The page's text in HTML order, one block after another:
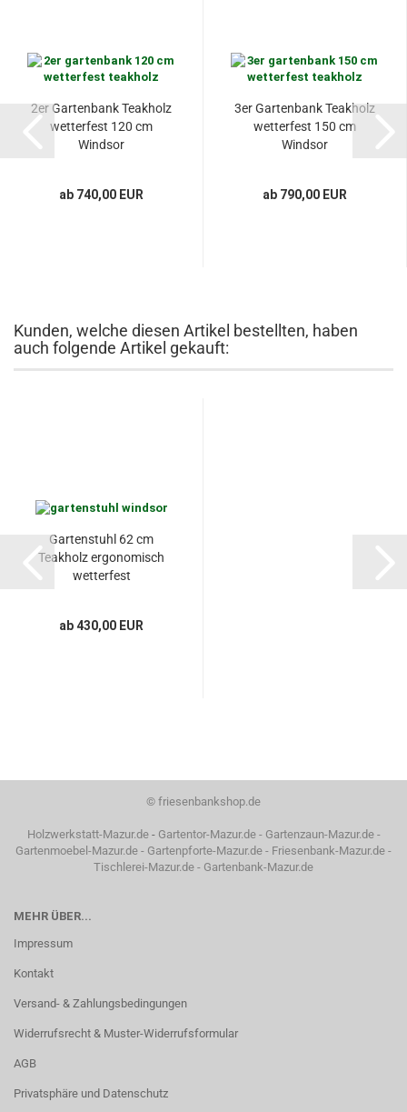
2er Gartenbank Teakholz
wetterfest 120 cm
Windsor
ab 740,00 EUR
3er Gartenbank Teakholz
wetterfest 150 cm
Windsor
ab 790,00 EUR
Kunden, welche diesen Artikel bestellten, haben
auch folgende Artikel gekauft:
Gartenstuhl 62 cm
Teakholz ergonomisch
wetterfest
ab 430,00 EUR
© friesenbankshop.de
Holzwerkstatt-Mazur.de- Gartentor-Mazur.de- Gartenzaun-Mazur.de-
Gartenmoebel-Mazur.de - Gartenpforte-Mazur.de - Friesenbank-Mazur.de -
Tischlerei-Mazur.de - Gartenbank-Mazur.de
MEHR ÜBER...
Impressum
Kontakt
Versand- & Zahlungsbedingungen
Widerrufsrecht & Muster-Widerrufsformular
AGB
Privatsphäre und Datenschutz